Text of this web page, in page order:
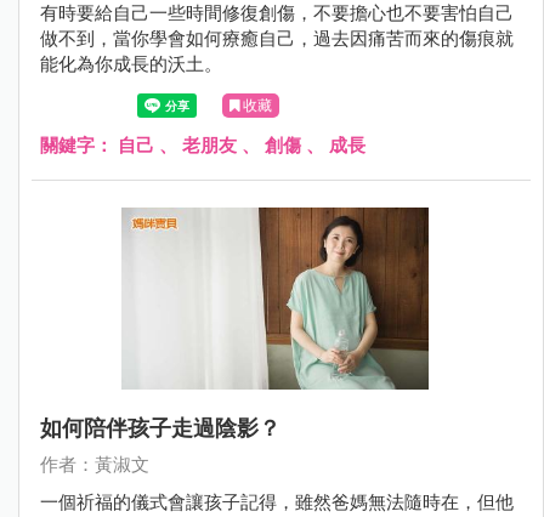
有時要給自己一些時間修復創傷，不要擔心也不要害怕自己
做不到，當你學會如何療癒自己，過去因痛苦而來的傷痕就
能化為你成長的沃土。
收藏
關鍵字： 自己 、 老朋友 、 創傷 、 成長
如何陪伴孩子走過陰影？
作者：黃淑文
一個祈福的儀式會讓孩子記得，雖然爸媽無法隨時在，但他